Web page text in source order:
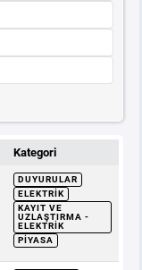
Kategori
DUYURULAR
ELEKTRIK
KAYIT VE
UZLAŞTIRMA -
ELEKTRIK
PIYASA